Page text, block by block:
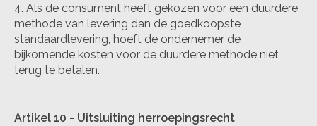
Als de consument heeft gekozen voor een duurdere
methode van levering dan de goedkoopste
standaardlevering, hoeft de ondernemer de
bijkomende kosten voor de duurdere methode niet
terug te betalen.
Artikel 10 - Uitsluiting herroepingsrecht